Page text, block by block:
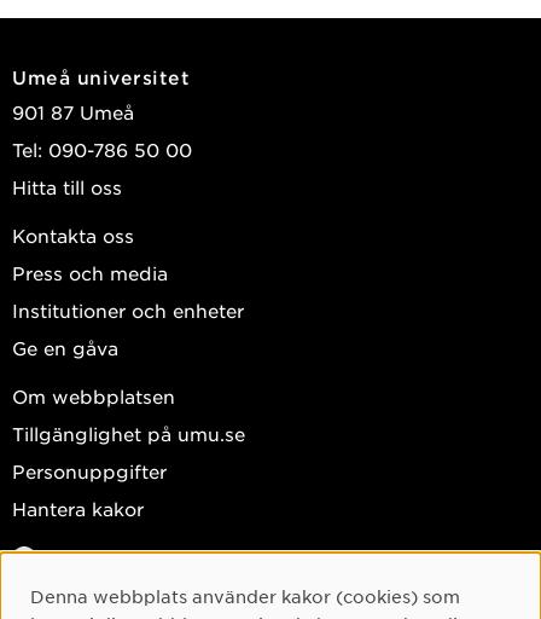
Umeå universitet
901 87 Umeå
Tel: 090-786 50 00
Hitta till oss
Kontakta oss
Press och media
Institutioner och enheter
Ge en gåva
Om webbplatsen
Tillgänglighet på umu.se
Personuppgifter
Hantera kakor
Facebook
Instagram
Denna webbplats använder kakor (cookies) som